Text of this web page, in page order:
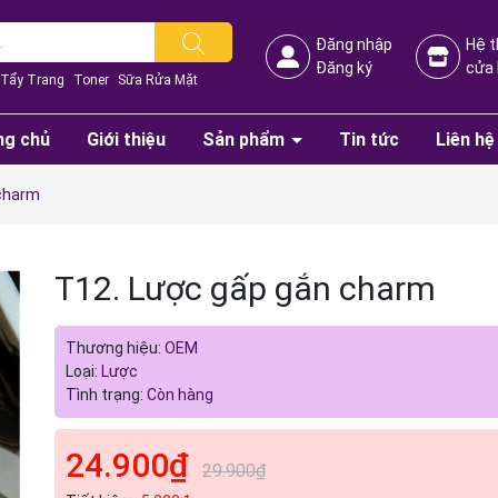
Tẩy Trang Toner Sữa Rửa Mặt
Đăng nhập
Đăng ký
Hệ
cửa
chủ Giới thiệu Sản phẩm Tin tức Liên hệ
T12. Lược gấp gắn charm
Thương hiệu: OEM
Loại: Lược
Tình trạng: Còn hàng
24.900₫ 29.900₫
Mã giảm giá:
Ngày hết hạn: